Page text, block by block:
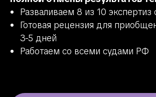
Разваливаем 8 из 10 экспертиз
Готовая рецензия для
3-5 дней
Работаем со всеми судами РФ